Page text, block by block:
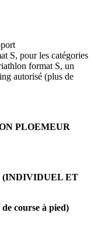
S, pour les catégories
format S, un
autorisé (plus de
PLOEMEUR
(INDIVIDUEL ET
course à pied)